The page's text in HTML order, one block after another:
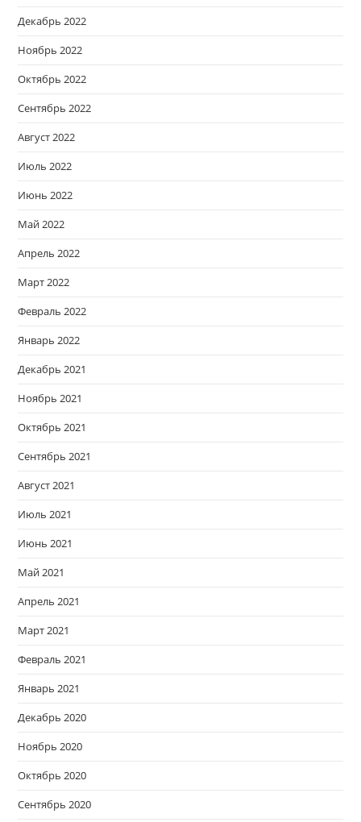
Декабрь 2022
Ноябрь 2022
Октябрь 2022
Сентябрь 2022
Август 2022
Июль 2022
Июнь 2022
Май 2022
Апрель 2022
Март 2022
Февраль 2022
Январь 2022
Декабрь 2021
Ноябрь 2021
Октябрь 2021
Сентябрь 2021
Август 2021
Июль 2021
Июнь 2021
Май 2021
Апрель 2021
Март 2021
Февраль 2021
Январь 2021
Декабрь 2020
Ноябрь 2020
Октябрь 2020
Сентябрь 2020